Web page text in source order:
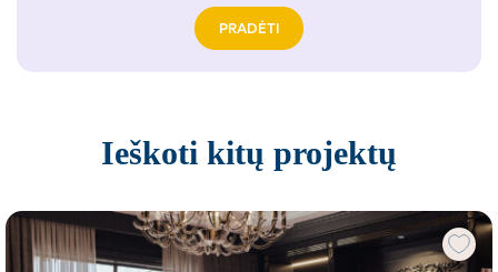
PRADĖTI
Ieškoti kitų projektų